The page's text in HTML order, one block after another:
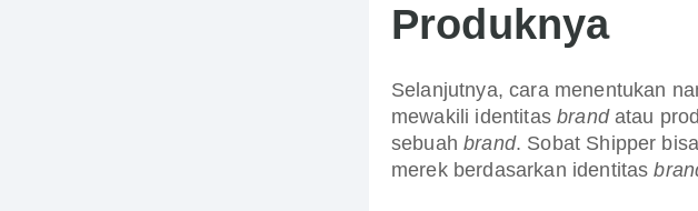
Produknya
Selanjutnya, cara menentukan
mewakili identitasbrandatau
sebuahbrand. Sobat Shipper
merek berdasarkan identitas